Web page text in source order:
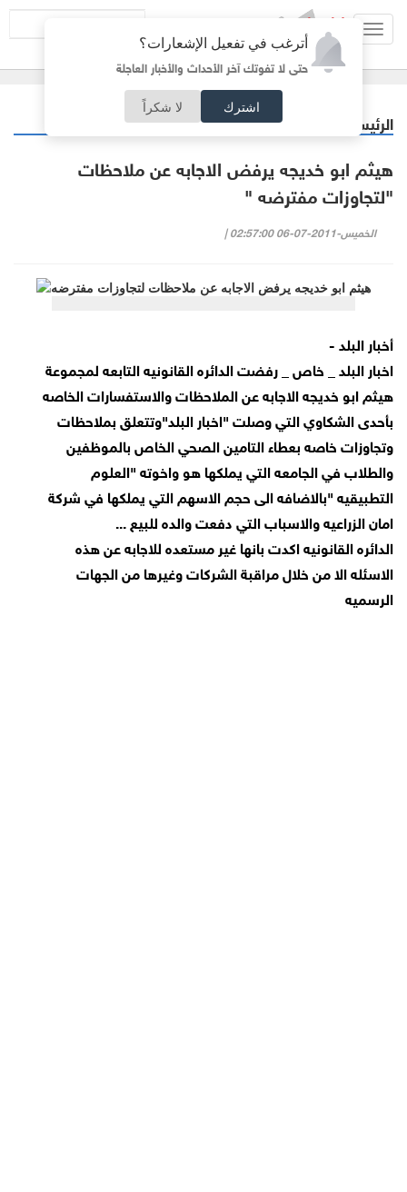
أترغب في تفعيل الإشعارات؟
حتى لا تفوتك آخر الأحداث والأخبار العاجلة
اشترك لا شكراً
الرئيسية
هيثم ابو خديجه يرفض الاجابه عن ملاحظات
"لتجاوزات مفترضه "
الخميس-2011-07-06 02:57:00 |
أخبار البلد -
اخبار البلد _ خاص _ رفضت الدائره القانونيه التابعه لمجموعة
هيثم ابو خديجه الاجابه عن الملاحظات والاستفسارات الخاصه
بأحدى الشكاوي التي وصلت "اخبار البلد"وتتعلق بملاحظات
وتجاوزات خاصه بعطاء التامين الصحي الخاص بالموظفين
والطلاب في الجامعه التي يملكها هو واخوته "العلوم
التطبيقيه "بالاضافه الى حجم الاسهم التي يملكها في شركة
امان الزراعيه والاسباب التي دفعت والده للبيع ...
الدائره القانونيه اكدت بانها غير مستعده للاجابه عن هذه
الاسئله الا من خلال مراقبة الشركات وغيرها من الجهات
الرسميه